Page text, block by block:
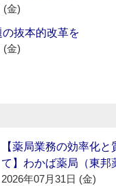
(金)
抜本的改革を
(金)
【薬局業務の効率化
て】わかば薬局（東邦
2026年07月31日 (金)